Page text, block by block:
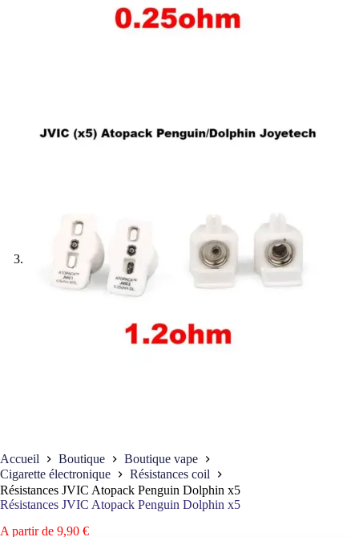
Accueil Boutique
Boutique vape
Cigarette électronique
Résistances coil
Résistances JVIC Atopack Penguin Dolphin x5
Résistances JVIC Atopack Penguin Dolphin x5
A partir de 9,90 €